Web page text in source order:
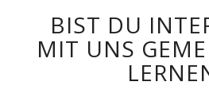
BIST DU
MIT UNS